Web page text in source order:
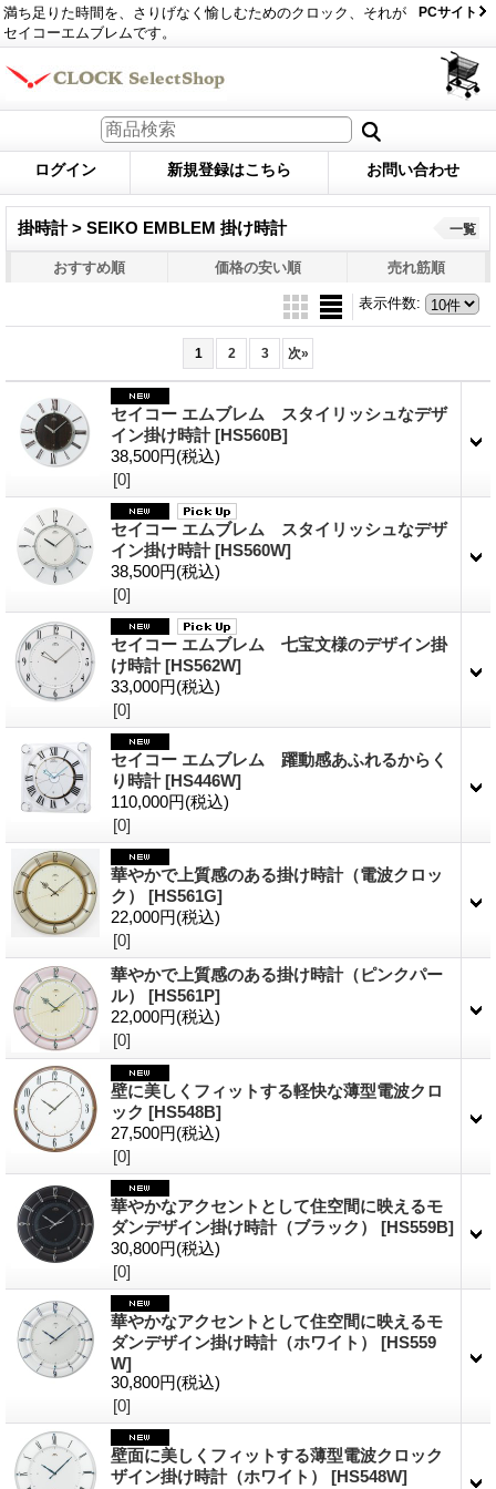
満ち足りた時間を、さりげなく愉しむためのクロック、それが
セイコーエムブレムです。
PCサイト
ログイン 新規登録はこちら お問い合わせ
掛時計 > SEIKO EMBLEM 掛け時計 一覧
おすすめ順 価格の安い順 売れ筋順
表示件数:
1 2 3 次»
セイコー エムブレム スタイリッシュなデザ
イン掛け時計[HS560B]
38,500円(税込)
[0]
セイコー エムブレム スタイリッシュなデザ
イン掛け時計[HS560W]
38,500円(税込)
[0]
セイコー エムブレム 七宝文様のデザイン掛
け時計[HS562W]
33,000円(税込)
[0]
セイコー エムブレム 躍動感あふれるからく
り時計[HS446W]
110,000円(税込)
[0]
華やかで上質感のある掛け時計（電波クロッ
ク） [HS561G]
22,000円(税込)
[0]
華やかで上質感のある掛け時計（ピンクパー
ル） [HS561P]
22,000円(税込)
[0]
壁に美しくフィットする軽快な薄型電波クロ
ック [HS548B]
27,500円(税込)
[0]
華やかなアクセントとして住空間に映えるモ
ダンデザイン掛け時計（ブラック） [HS559B]
30,800円(税込)
[0]
華やかなアクセントとして住空間に映えるモ
ダンデザイン掛け時計（ホワイト） [HS559
W]
30,800円(税込)
[0]
壁面に美しくフィットする薄型電波クロック
ザイン掛け時計（ホワイト） [HS548W]